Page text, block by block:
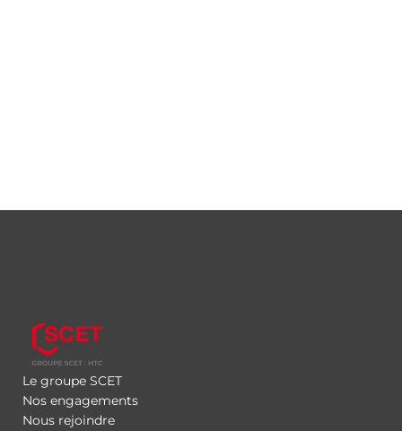
Le groupe SCET
Nos engagements
Nous rejoindre